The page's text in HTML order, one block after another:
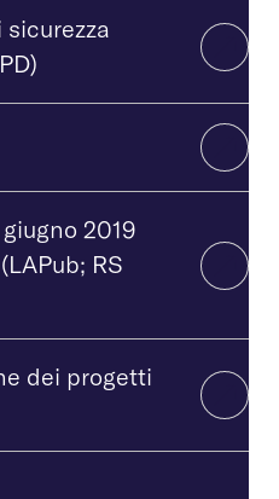
2019
RS
dei progetti